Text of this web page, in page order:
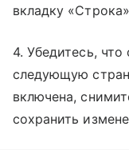
вкладку
4. Убедитесь,
следующую
включена,
сохранить